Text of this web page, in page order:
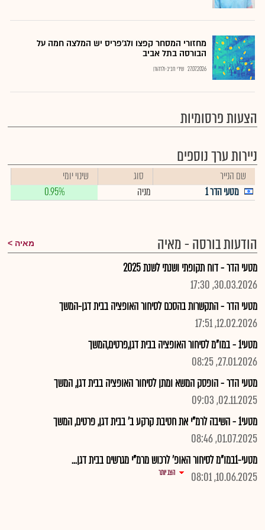
מחזורי המסחר קפצו ולג'פריס יש המלצה חמה על
הבורסה בתל אביב
27.07.2026 שירי חביב-ולדהורן
הצעות פרסומיות
ניירות ערך נוספים
שם הנייר סוג
שינוי יומי
מטעי הדר 1
מניה 0.95%
הודעות בורסה - מאיה מאיה
מטעי הדר - דוח תקופתי ושנתי לשנת 2025
30.03.2026, 17:30
מטעי הדר - התקשרות בהסכם לסיחור האופציה בבית דגן-המשך
12.02.2026, 17:51
מטעי1 - במו"מ לסיחור האופציה בבית דגן,פרטים,המשך
27.01.2026, 08:25
מטעי הדר - הופסק המשא ומתן לסיחור האופציה בבית דגן, המשך
02.11.2025, 09:03
מטעי1 - השיבה לרמ"י את חטיבת קרקע ב' בבית דגן, פרטים, המשך
01.07.2025, 08:46
מטעי-1במו"מ לסיחור האופ' לרכוש מרמ"י מגרשים בבית דגן...
10.06.2025, 08:01
הצג יותר